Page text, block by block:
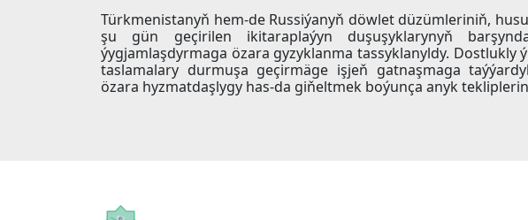
Türkmenistanyň hem-de Russiýanyň döwlet düzümleriniň,
şu gün geçirilen ikitaraplaýyn duşuşyklarynyň
ýygjamlaşdyrmaga özara gyzyklanma tassyklanyldy.
taslamalary durmuşa geçirmäge işjeň gatnaşmaga
özara hyzmatdaşlygy has-da giňeltmek boýunça anyk